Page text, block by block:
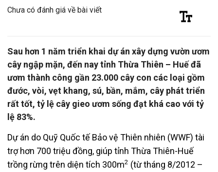
Chưa có đánh giá về bài viết
Sau hơn 1 năm triển khai dự án xây dựng vườn ươm
cây ngập mặn, đến nay tỉnh Thừa Thiên – Huế đã
ươm thành công gần 23.000 cây con các loại gồm
đước, vòi, vẹt khang, sú, bần, mắm, cây phát triển
rất tốt, tỷ lệ cây gieo ươm sống đạt khá cao với tỷ
lệ 83%.
Dự án do Quỹ Quốc tế Bảo vệ Thiên nhiên (WWF) tài
trợ hơn 700 triệu đồng, giúp tỉnh Thừa Thiên-Huế
trồng rừng trên diện tích 300m2 (từ tháng 8/2012 –